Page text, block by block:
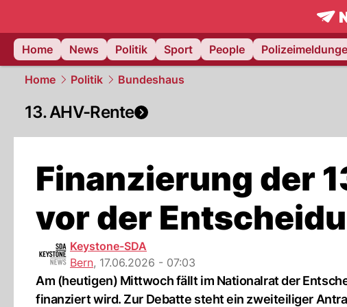
Home
News Politik Sport People
Home Politik Bundeshaus
13. AHV-Rente
Finanzierung der
vor der
Keystone-SDA
Bern, 17.06.2026 - 07:03
Am (heutigen) Mittwoch fällt im Nationalrat der
finanziert wird. Zur Debatte steht ein zweiteiliger